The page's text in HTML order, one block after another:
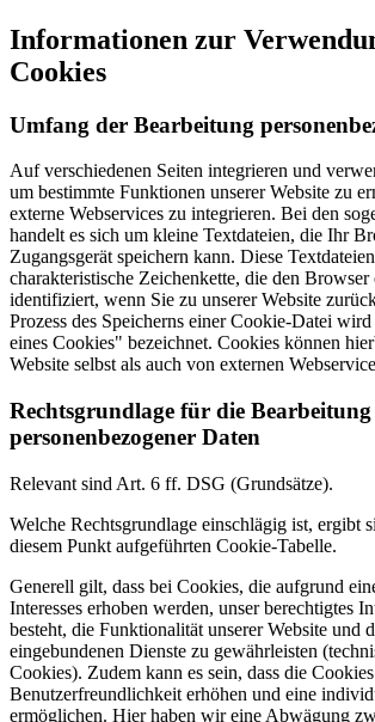
Informationen zur
Cookies
Umfang der Bearbeitung
Auf verschiedenen Seiten integrieren und
um bestimmte Funktionen unserer Website zu
externe Webservices zu integrieren. Bei den
handelt es sich um kleine Textdateien, die Ihr
Zugangsgerät speichern kann. Diese
charakteristische Zeichenkette, die den Browser
identifiziert, wenn Sie zu unserer Website
Prozess des Speicherns einer Cookie-Datei
eines Cookies" bezeichnet. Cookies können
Website selbst als auch von externen
Rechtsgrundlage für die Bearbeitung
personenbezogener Daten
Relevant sind Art. 6 ff. DSG (Grundsätze).
Welche Rechtsgrundlage einschlägig ist, ergibt
diesem Punkt aufgeführten Cookie-Tabelle.
Generell gilt, dass bei Cookies, die aufgrund
Interesses erhoben werden, unser berechtigtes
besteht, die Funktionalität unserer Website und
eingebundenen Dienste zu gewährleisten
Cookies). Zudem kann es sein, dass die
Benutzerfreundlichkeit erhöhen und eine
ermöglichen. Hier haben wir eine Abwägung